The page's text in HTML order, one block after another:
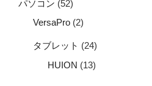
パソコン (52)
VersaPro (2)
タブレット (24)
HUION (13)